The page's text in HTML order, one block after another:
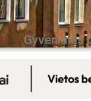
Gyvenimas